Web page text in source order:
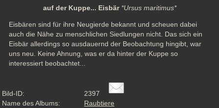
auf der Kuppe... Eisbär *Ursus maritimus*
Eisbären sind für ihre Neugierde bekannt und scheuen dabei
auch die Nähe zu menschlichen Siedlungen nicht. Das sich ein
Eisbär allerdings so ausdauernd der Beobachtung hingibt, war
uns neu. Keine Ahnung, was er da hinter der Kuppe so
interessiert beobachtet...
Bild-ID:
2397
Name des Albums:
Raubtiere